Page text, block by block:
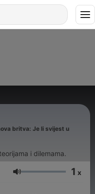
britva: Je li svijest u
i dilemama.
Hlasitost 1 x